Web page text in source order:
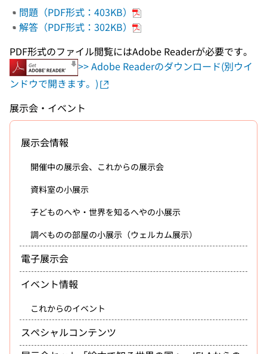
問題（PDF形式：403KB）
解答（PDF形式：302KB）
PDF形式のファイル閲覧にはAdobe Readerが必要です。
>> Adobe Readerのダウンロード(別ウイ
ンドウで開きます。)
展示会・イベント
展示会情報
開催中の展示会、これからの展示会
資料室の小展示
子どものへや・世界を知るへやの小展示
調べものの部屋の小展示（ウェルカム展示）
電子展示会
イベント情報
これからのイベント
スペシャルコンテンツ